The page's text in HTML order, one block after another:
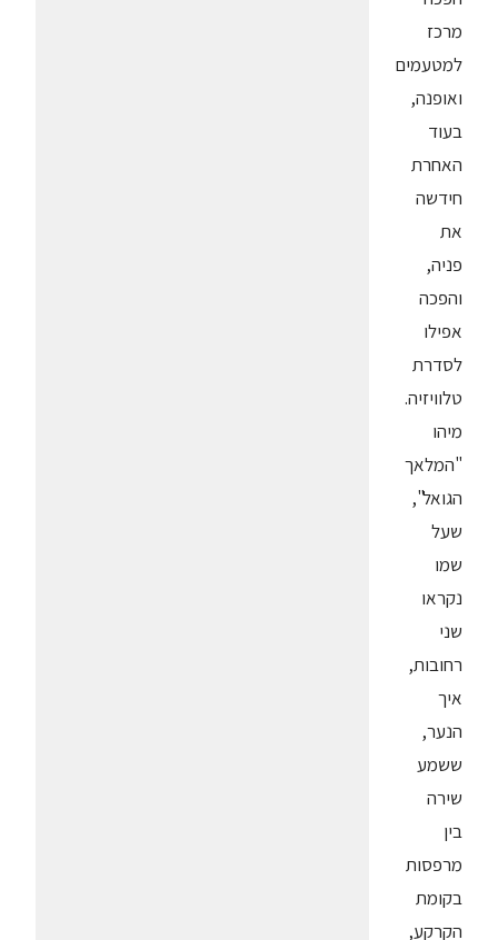
מרכז
למטעמים
ואופנה,
בעוד
האחרת
חידשה
את
פניה,
והפכה
אפילו
לסדרת
טלוויזיה.
מיהו
"המלאך
הגואל",
שעל
שמו
נקראו
שני
רחובות,
איך
הנער,
ששמע
שירה
בין
מרפסות
בקומת
הקרקע,